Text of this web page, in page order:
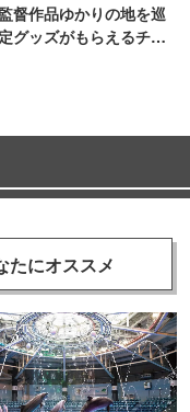
督作品ゆかりの地を巡
グッズがもらえるチャ
たにオススメ